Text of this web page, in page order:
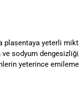
plasentaya yeterli
sodyum
yeterince